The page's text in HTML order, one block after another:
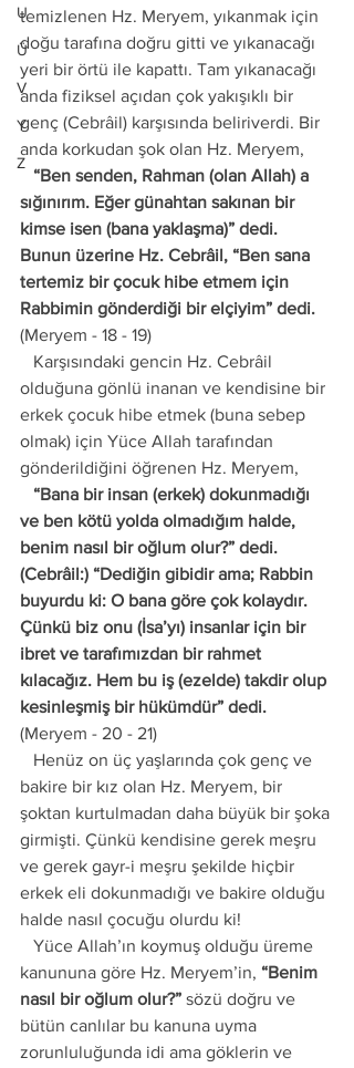
U
Ü
V
Y
Z
temizlenen Hz. Meryem, yıkanmak için
doğu tarafına doğru gitti ve yıkanacağı
yeri bir örtü ile kapattı. Tam yıkanacağı
anda fiziksel açıdan çok yakışıklı bir
genç (Cebrâil) karşısında beliriverdi. Bir
anda korkudan şok olan Hz. Meryem,
sığınırım. Eğer günahtan sakınan bir
kimse isen (bana yaklaşma)” dedi.
Bunun üzerine Hz. Cebrâil, “Ben sana
tertemiz bir çocuk hibe etmem için
Rabbimin gönderdiği bir elçiyim” dedi.
(Meryem - 18 - 19)
olduğuna gönlü inanan ve kendisine bir
erkek çocuk hibe etmek (buna sebep
olmak) için Yüce Allah tarafından
gönderildiğini öğrenen Hz. Meryem,
ve ben kötü yolda olmadığım halde,
benim nasıl bir oğlum olur?” dedi.
(Cebrâil:) “Dediğin gibidir ama; Rabbin
buyurdu ki: O bana göre çok kolaydır.
Çünkü biz onu (İsa’yı) insanlar için bir
ibret ve tarafımızdan bir rahmet
kılacağız. Hem bu iş (ezelde) takdir olup
kesinleşmiş bir hükümdür” dedi.
(Meryem - 20 - 21)
bakire bir kız olan Hz. Meryem, bir
şoktan kurtulmadan daha büyük bir şoka
girmişti. Çünkü kendisine gerek meşru
ve gerek gayr-i meşru şekilde hiçbir
erkek eli dokunmadığı ve bakire olduğu
halde nasıl çocuğu olurdu ki!
kanununa göre Hz. Meryem’in, “Benim
nasıl bir oğlum olur?” sözü doğru ve
bütün canlılar bu kanuna uyma
zorunluluğunda idi ama göklerin ve